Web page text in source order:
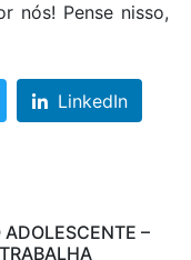
nós! Pense nisso,
LinkedIn
–